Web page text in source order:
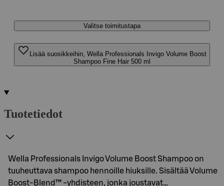
Valitse toimitustapa
Lisää suosikkeihin, Wella Professionals Invigo Volume Boost
Shampoo Fine Hair 500 ml
Tuotetiedot
Wella Professionals Invigo Volume Boost Shampoo on
tuuheuttava shampoo hennoille hiuksille. Sisältää Volume
Boost-Blend™ -yhdisteen, jonka joustavat…